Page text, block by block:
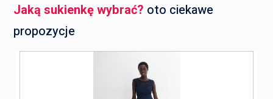
Jaką sukienkę wybrać? oto ciekawe
propozycje